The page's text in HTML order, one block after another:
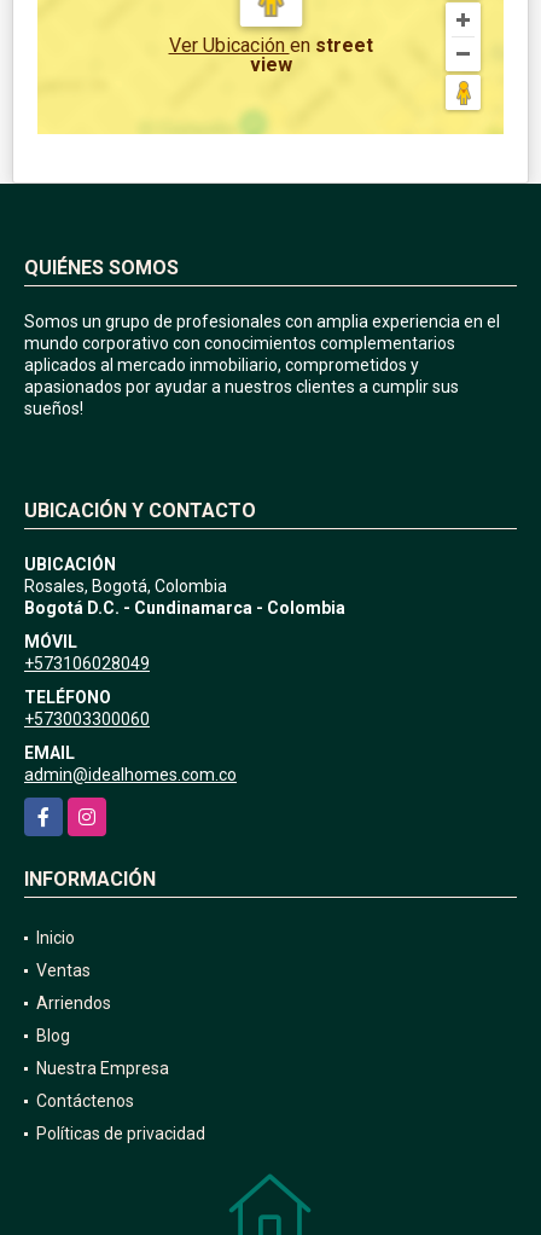
Ver Ubicación en street
view
QUIÉNES SOMOS
Somos un grupo de profesionales con amplia experiencia en el
mundo corporativo con conocimientos complementarios
aplicados al mercado inmobiliario, comprometidos y
apasionados por ayudar a nuestros clientes a cumplir sus
sueños!
UBICACIÓN Y CONTACTO
UBICACIÓN
Rosales, Bogotá, Colombia
Bogotá D.C. - Cundinamarca - Colombia
MÓVIL
+573106028049
TELÉFONO
+573003300060
EMAIL
admin@idealhomes.com.co
FacebookInstagram
INFORMACIÓN
Inicio
Ventas
Arriendos
Blog
Nuestra Empresa
Contáctenos
Políticas de privacidad